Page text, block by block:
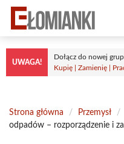
Przejdź
treści
UWAGA!
Dołącz do nowej
Kupię | Zamienię |
Strona główna / Przemysł /
odpadów – rozporządzenie i